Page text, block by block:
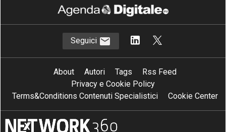
Seguici
About Autori Tags
Rss Feed
Privacy e Cookie Policy
Terms&Conditions Contenuti Specialistici
Cookie Center